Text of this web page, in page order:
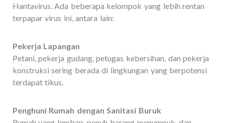
Hantavirus. Ada beberapa kelompok yang lebih rentan
terpapar virus ini, antara lain:
Pekerja Lapangan
Petani, pekerja gudang, petugas kebersihan, dan pekerja
konstruksi sering berada di lingkungan yang berpotensi
terdapat tikus.
Penghuni Rumah dengan Sanitasi Buruk